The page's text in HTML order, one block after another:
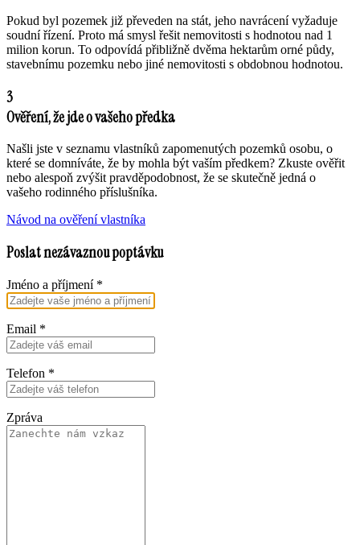
Pokud byl pozemek již převeden na stát, jeho navrácení vyžaduje
soudní řízení. Proto má smysl řešit nemovitosti s hodnotou nad 1
milion korun. To odpovídá přibližně dvěma hektarům orné půdy,
stavebnímu pozemku nebo jiné nemovitosti s obdobnou hodnotou.
3
Ověření, že jde o vašeho předka
Našli jste v seznamu vlastníků zapomenutých pozemků osobu, o
které se domníváte, že by mohla být vaším předkem? Zkuste ověřit
nebo alespoň zvýšit pravděpodobnost, že se skutečně jedná o
vašeho rodinného příslušníka.
Návod na ověření vlastníka
Poslat nezávaznou poptávku
Jméno a příjmení *
Email *
Telefon *
Zpráva